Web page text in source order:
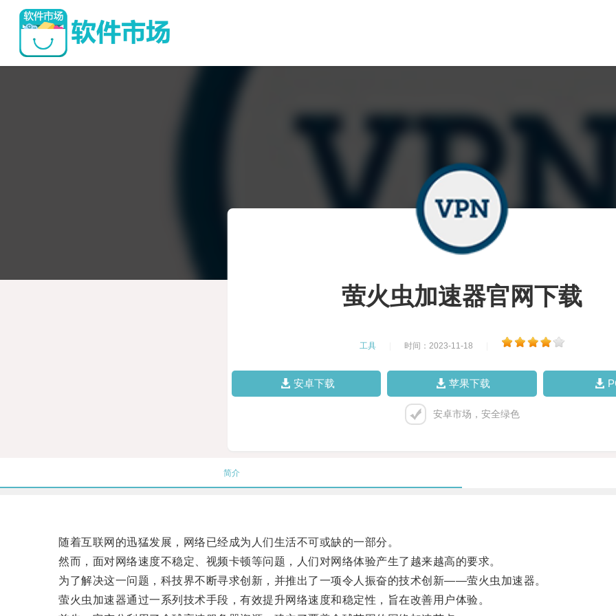
萤火虫加速器官网下载
工具 时间：2023-11-18
安卓下载 苹果下载
安卓市场，安全绿色
简介
随着互联网的迅猛发展，网络已经成为人们生活不可或缺的一部分。
然而，面对网络速度不稳定、视频卡顿等问题，人们对网络体验产生了越来越高的要求。
为了解决这一问题，科技界不断寻求创新，并推出了一项令人振奋的技术创新——萤火虫加速器。
萤火虫加速器通过一系列技术手段，有效提升网络速度和稳定性，旨在改善用户体验。